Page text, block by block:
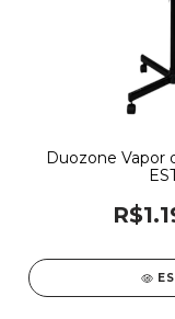
Duozone Vapor